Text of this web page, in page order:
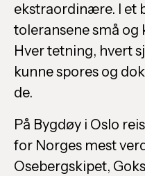
ekstraordinære. I et
toleransene små og
Hver tetning, hvert
kunne spores og
de.
På Bygdøy i Oslo
for Norges mest
Osebergskipet,